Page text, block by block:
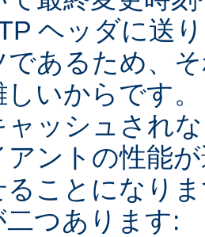
ヘッダに送
であるため、
しいからです
ャッシュされ
アントの性能
ることになり
二つあります: